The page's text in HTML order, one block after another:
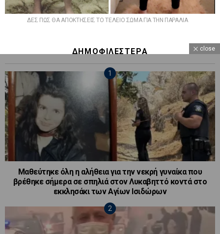
ΔΕΣ ΠΩΣ ΘΑ ΑΠΟΚΤΗΣΕΙΣ ΤΟ ΤΕΛΕΙΟ ΣΩΜΑ ΓΙΑ ΤΗΝ ΠΑΡΑΛΙΑ
ΔΗΜΟΦΙΛΕΣΤΕΡΑ
Μαθεύτηκε όλη η αλήθεια για την νεκρή γυναίκα που
βρέθηκε σήμερα σε σπηλιά στον Λυκαβηττό κοντά στο
εκκλησάκι των Αγίων Ισιδώρων
close